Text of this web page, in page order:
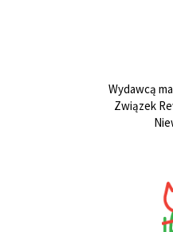
Wydawcą
Związek